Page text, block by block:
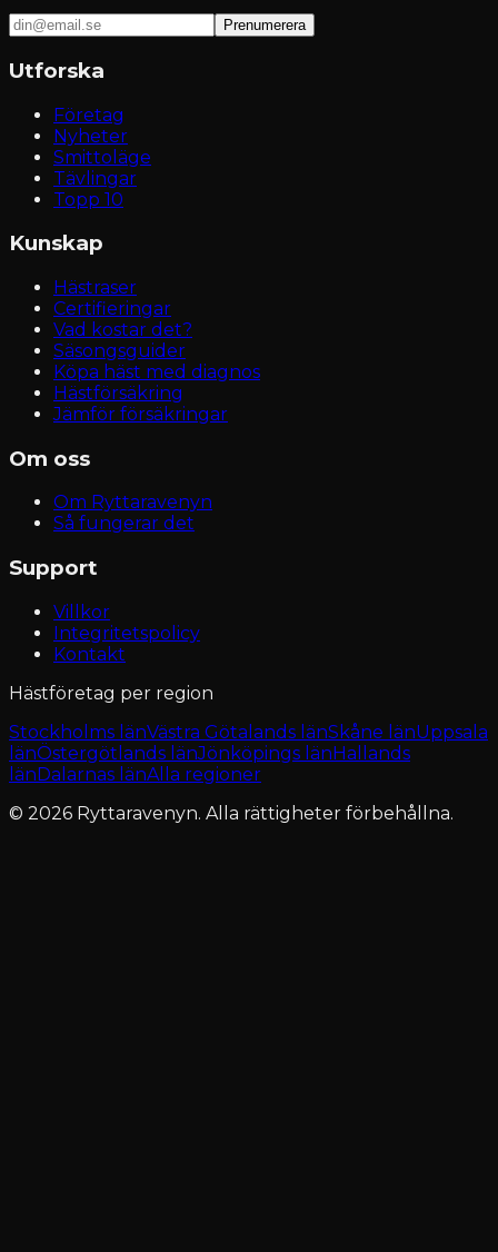
Prenumerera
Utforska
Företag
Nyheter
Smittoläge
Tävlingar
Topp 10
Kunskap
Hästraser
Certifieringar
Vad kostar det?
Säsongsguider
Köpa häst med diagnos
Hästförsäkring
Jämför försäkringar
Om oss
Om Ryttaravenyn
Så fungerar det
Support
Villkor
Integritetspolicy
Kontakt
Hästföretag per region
Stockholms länVästra Götalands länSkåne länUppsala
länÖstergötlands länJönköpings länHallands
länDalarnas länAlla regioner
© 2026 Ryttaravenyn. Alla rättigheter förbehållna.